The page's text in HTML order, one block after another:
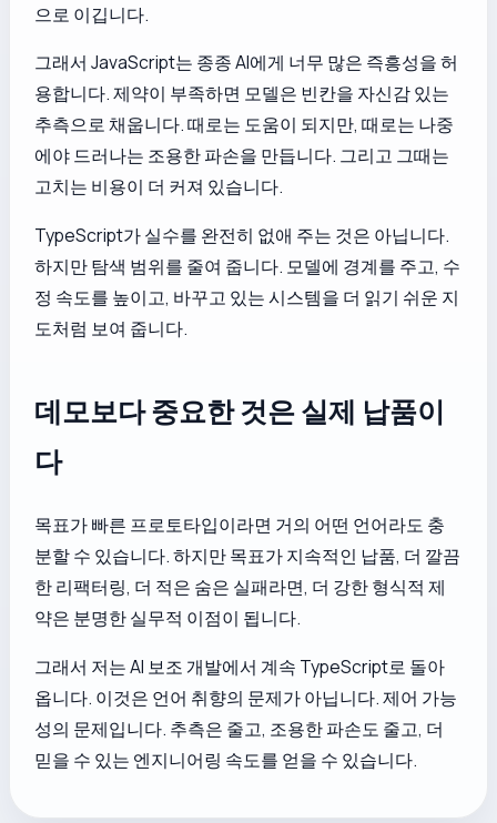
으로 이깁니다.
그래서 JavaScript는 종종 AI에게 너무 많은 즉흥성을 허
용합니다. 제약이 부족하면 모델은 빈칸을 자신감 있는
추측으로 채웁니다. 때로는 도움이 되지만, 때로는 나중
에야 드러나는 조용한 파손을 만듭니다. 그리고 그때는
고치는 비용이 더 커져 있습니다.
TypeScript가 실수를 완전히 없애 주는 것은 아닙니다.
하지만 탐색 범위를 줄여 줍니다. 모델에 경계를 주고, 수
정 속도를 높이고, 바꾸고 있는 시스템을 더 읽기 쉬운 지
도처럼 보여 줍니다.
데모보다 중요한 것은 실제 납품이
다
목표가 빠른 프로토타입이라면 거의 어떤 언어라도 충
분할 수 있습니다. 하지만 목표가 지속적인 납품, 더 깔끔
한 리팩터링, 더 적은 숨은 실패라면, 더 강한 형식적 제
약은 분명한 실무적 이점이 됩니다.
그래서 저는 AI 보조 개발에서 계속 TypeScript로 돌아
옵니다. 이것은 언어 취향의 문제가 아닙니다. 제어 가능
성의 문제입니다. 추측은 줄고, 조용한 파손도 줄고, 더
믿을 수 있는 엔지니어링 속도를 얻을 수 있습니다.